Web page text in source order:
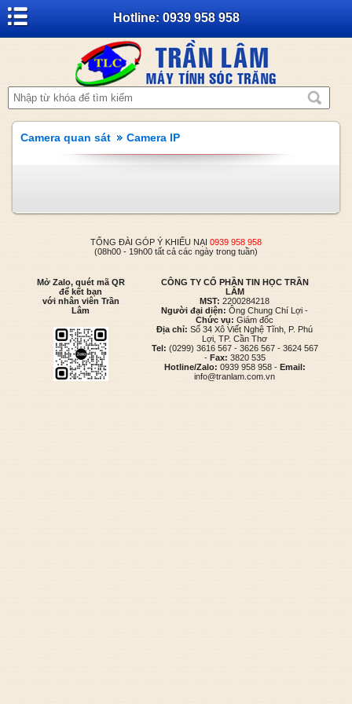
Hotline: 0939 958 958
Camera quan sát Camera IP
TỔNG ĐÀI GÓP Ý KHIẾU NẠI 0939 958 958
(08h00 - 19h00 tất cả các ngày trong tuần)
Mở Zalo, quét mã QR
để kết bạn
với nhân viên Trần
Lâm
CÔNG TY CỔ PHẦN TIN HỌC TRẦN
LÂM
MST: 2200284218
Người đại diện: Ông Chung Chí Lợi -
Chức vụ: Giám đốc
Địa chỉ: Số 34 Xô Viết Nghệ Tĩnh, P. Phú
Lợi, TP. Cần Thơ
Tel: (0299) 3616 567 - 3626 567 - 3624 567
- Fax: 3820 535
Hotline/Zalo: 0939 958 958 - Email:
info@tranlam.com.vn